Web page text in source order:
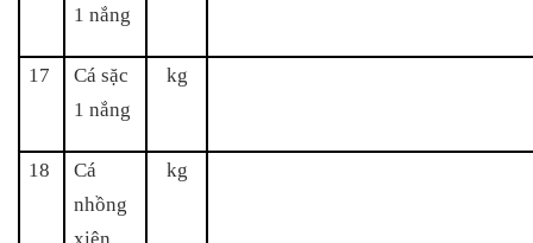
1 nắng
17
Cá sặc
1 nắng
kg
18
Cá
nhồng
kg